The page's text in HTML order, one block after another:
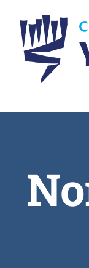
content